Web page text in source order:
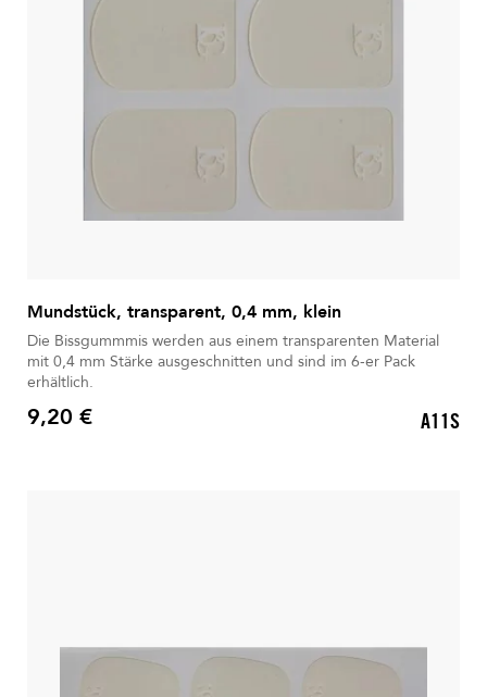
Mundstück, transparent, 0,4 mm, klein
Die Bissgummmis werden aus einem transparenten Material
mit 0,4 mm Stärke ausgeschnitten und sind im 6-er Pack
erhältlich.
Preis
9,20 € A11S